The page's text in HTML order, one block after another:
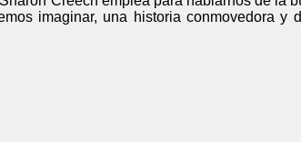
imaginar, una historia conmovedora y